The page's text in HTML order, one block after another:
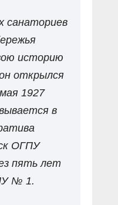
санаториев
историю
открылся
1927
в
ОГПУ
пять лет
№ 1.